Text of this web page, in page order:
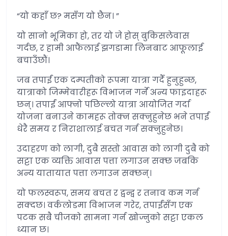
“यो कहाँ छ? मसँग यो छैन। ”
यो सानो भूमिका हो, तर यो जे होस् बुकिसलेवास
गर्दछ, र हामी आफैंलाई झगडामा लिनबाट आफूलाई
बचाउँछौं।
जब तपाईं एक दम्पतीको रूपमा यात्रा गर्दै हुनुहुन्छ,
यात्राको जिम्मेवारीहरू विभाजन गर्ने अन्य फाइदाहरू
छन्। तपाईं आफ्नो पछिल्लो यात्रा आयोजित गर्दा
योजना बनाउने कामहरू तोक्न सक्नुहुनेछ भने तपाईं
धेरै समय र निराशालाई बचत गर्न सक्नुहुनेछ।
उदाहरण को लागी, दुबै सस्तो आवास को लागी दुबै को
सट्टा एक व्यक्ति आवास पत्ता लगाउन सक्छ जबकि
अन्य यातायात पत्ता लगाउन सक्छन्।
यो फलस्वरूप, समय बचत र द्वन्द्व र तनाव कम गर्न
सक्दछ। वर्कलोडमा विभाजन गरेर, तपाईंसँग एक
पटक सबै चीजको सामना गर्न खोज्नुको सट्टा एकल
ध्यान छ।